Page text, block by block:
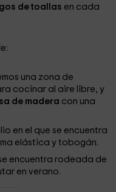
de toallas en cada
una zona de
cocinar al aire libre, y
de madera con una
en el que se encuentra
elástica y tobogán.
encuentra rodeada de
en verano.